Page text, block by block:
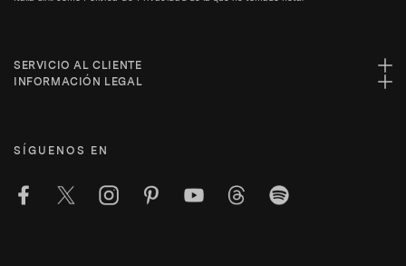
SERVICIO AL CLIENTE
INFORMACIÓN LEGAL
SÍGUENOS EN